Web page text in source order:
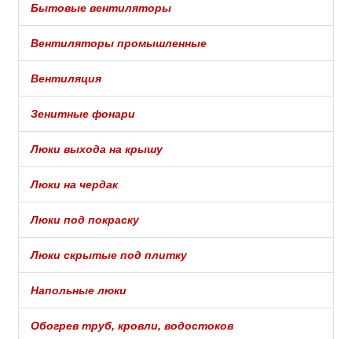
Бытовые вентиляторы
Вентиляторы промышленные
Вентиляция
Зенитные фонари
Люки выхода на крышу
Люки на чердак
Люки под покраску
Люки скрытые под плитку
Напольные люки
Обогрев труб, кровли, водостоков